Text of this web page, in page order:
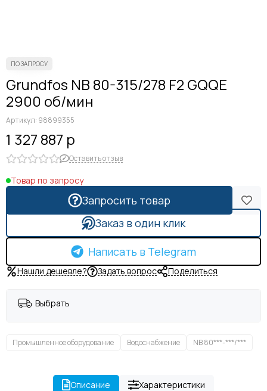
Grundfos NB 80-315/278 F2 GQQE
2900 об/мин
Артикул: 98899355
1 327 887 р
Оставить отзыв
Товар по запросу
Запросить товар
Заказ в один клик
Написать в Telegram
Нашли дешевле? Задать вопрос Поделиться
Выбрать
Промышленное оборудование Водоснабжение NB 80***-***/***
Описание Характеристики